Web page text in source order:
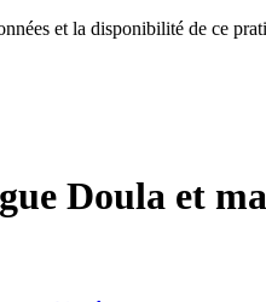
et la disponibilité de ce
Doula et